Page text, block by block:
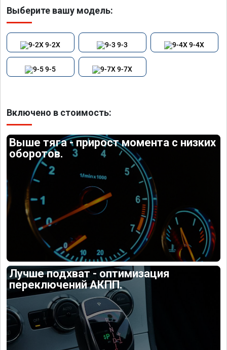
Выберите вашу модель:
9-2X 9-3 9-4X
9-5 9-7X
Включено в стоимость:
Выше тяга - прирост момента с низких
оборотов.
Лучше подхват - оптимизация
переключений АКПП.